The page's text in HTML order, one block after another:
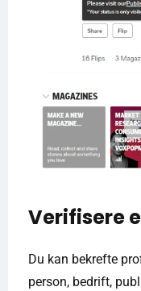
Verifisere
Du kan bekrefte
person, bedrift,